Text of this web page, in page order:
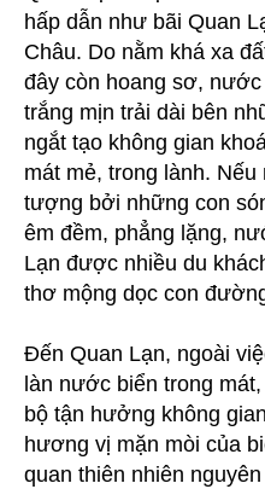
hấp dẫn như bãi Quan
Châu. Do nằm khá xa
đây còn hoang sơ,
trắng mịn trải dài bên
ngắt tạo không gian
mát mẻ, trong lành.
tượng bởi những con
êm đềm, phẳng lặng,
Lạn được nhiều du
thơ mộng dọc con
Đến Quan Lạn, ngoài
làn nước biển trong
bộ tận hưởng không
hương vị mặn mòi của
quan thiên nhiên